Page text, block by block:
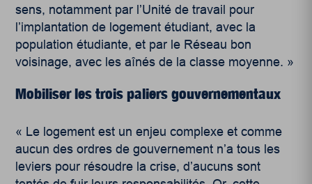
sens, notamment par l’Unité de travail pour
l’implantation de logement étudiant, avec la
population étudiante, et par le Réseau bon
voisinage, avec les aînés de la classe moyenne. »
Mobiliser les trois paliers gouvernementaux
« Le logement est un enjeu complexe et comme
aucun des ordres de gouvernement n’a tous les
leviers pour résoudre la crise, d’aucuns sont